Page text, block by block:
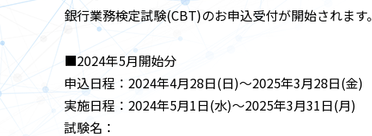
銀行業務検定試験(CBT)のお申込受付が開始されます。
■2024年5月開始分
申込日程：2024年4月28日(日)～2025年3月28日(金)
実施日程：2024年5月1日(水)～2025年3月31日(月)
試験名：